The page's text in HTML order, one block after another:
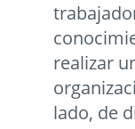
realizar
lado, de